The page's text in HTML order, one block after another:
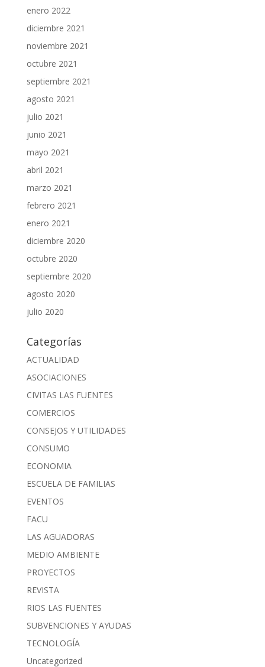
enero 2022
diciembre 2021
noviembre 2021
octubre 2021
septiembre 2021
agosto 2021
julio 2021
junio 2021
mayo 2021
abril 2021
marzo 2021
febrero 2021
enero 2021
diciembre 2020
octubre 2020
septiembre 2020
agosto 2020
julio 2020
Categorías
ACTUALIDAD
ASOCIACIONES
CIVITAS LAS FUENTES
COMERCIOS
CONSEJOS Y UTILIDADES
CONSUMO
ECONOMIA
ESCUELA DE FAMILIAS
EVENTOS
FACU
LAS AGUADORAS
MEDIO AMBIENTE
PROYECTOS
REVISTA
RIOS LAS FUENTES
SUBVENCIONES Y AYUDAS
TECNOLOGÍA
Uncategorized